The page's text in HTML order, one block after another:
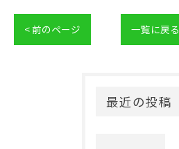
< 前のページ 一覧に戻る
最近の投稿